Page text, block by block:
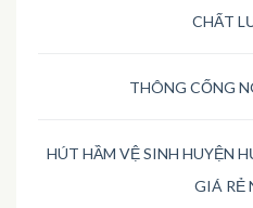
CHẤT
THÔNG CỐNG
HÚT HẦM VỆ SINH HUYỆN
GIÁ RẺ